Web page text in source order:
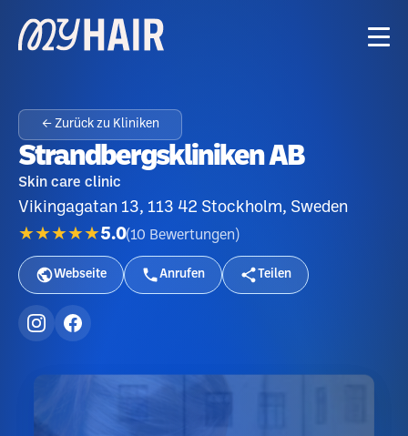
← Zurück zu Kliniken
Strandbergskliniken AB
Skin care clinic
Vikingagatan 13, 113 42 Stockholm, Sweden
★★★★★5.0(10 Bewertungen )
Webseite Anrufen Teilen